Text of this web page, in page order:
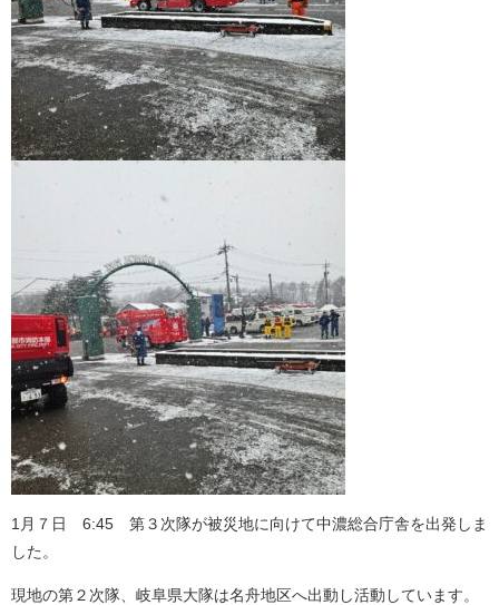
1月７日 6:45 第３次隊が被災地に向けて中濃総合庁舎を出発しま
した。
現地の第２次隊、岐阜県大隊は名舟地区へ出動し活動しています。